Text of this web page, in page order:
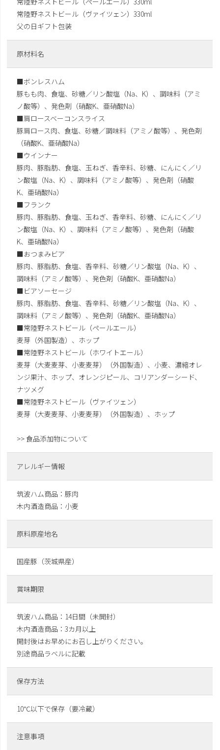
常陸野ネストビール（ヴァイツェン）330ml
父の日ギフト包装
原材料名
■ボンレスハム
豚もも肉、食塩、砂糖／リン酸塩（Na、K）、調味料（アミ
ノ酸等）、発色剤（硝酸K、亜硝酸Na）
■肩ロースベーコンスライス
豚肩ロース肉、食塩、砂糖／調味料（アミノ酸等）、発色剤
（硝酸K、亜硝酸Na）
■ウインナー
豚肉、豚脂肪、食塩、玉ねぎ、香辛料、砂糖、にんにく／リ
ン酸塩（Na、K）、調味料（アミノ酸等）、発色剤（硝酸
K、亜硝酸Na）
■フランク
豚肉、豚脂肪、食塩、玉ねぎ、香辛料、砂糖、にんにく／リ
ン酸塩（Na、K）、調味料（アミノ酸等）、発色剤（硝酸
K、亜硝酸Na）
■おつまみビア
豚肉、豚脂肪、食塩、香辛料、砂糖／リン酸塩（Na、K）、
調味料（アミノ酸等）、発色剤（硝酸K、亜硝酸Na）
■ビアソーセージ
豚肉、豚脂肪、食塩、香辛料、砂糖／リン酸塩（Na、K）、
調味料（アミノ酸等）、発色剤（硝酸K、亜硝酸Na）
■常陸野ネストビール（ペールエール）
麦芽（外国製造）、ホップ
■常陸野ネストビール（ホワイトエール）
麦芽（大麦麦芽、小麦麦芽）（外国製造）、小麦、濃縮オレ
ンジ果汁、ホップ、オレンジピール、コリアンダーシード、
ナツメグ
■常陸野ネストビール（ヴァイツェン）
麦芽（大麦麦芽、小麦麦芽）（外国製造）、ホップ
>> 食品添加物について
アレルギー情報
筑波ハム商品：豚肉
木内酒造商品：小麦
原料原産地名
国産豚（茨城県産）
賞味期限
筑波ハム商品：14日間（未開封）
木内酒造商品：3カ月以上
開封後はお早めにお召し上がりください。
別途商品ラベルに記載
保存方法
10℃以下で保存（要冷蔵）
注意事項